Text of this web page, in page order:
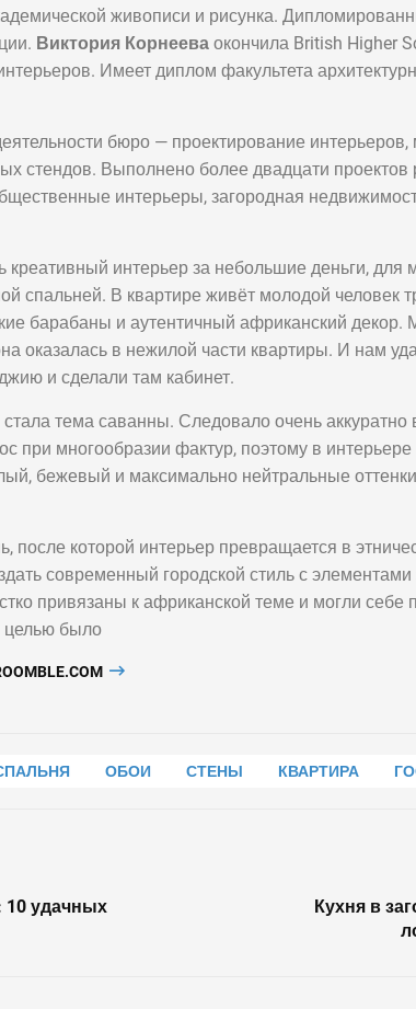
живописи и рисунка.
Виктория Корнеева окончила British Higher
Имеет диплом факультета
бюро — проектирование интерьеров,
стендов. Выполнено более двадцати проектов
интерьеры, загородная
креативный интерьер за небольшие деньги, для
спальней. В квартире живёт молодой человек
барабаны и аутентичный африканский
оказалась в нежилой части квартиры. И нам
и сделали там кабинет.
тема саванны. Следовало очень аккуратно
при многообразии фактур, поэтому в
бежевый и максимально нейтральные
после которой интерьер превращается в
современный городской стиль с
привязаны к африканской теме и могли себе
целью было
ОБОИ СТЕНЫ КВАРТИРА
удачных
Кухня в